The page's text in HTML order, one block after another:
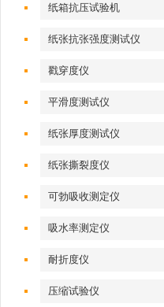
纸箱抗压试验机
纸张抗张强度测试仪
戳穿度仪
平滑度测试仪
纸张厚度测试仪
纸张撕裂度仪
可勃吸收测定仪
吸水率测定仪
耐折度仪
压缩试验仪